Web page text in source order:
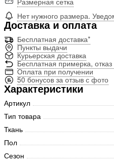
Нет нужного размера.
Доставка и оплата
Бесплатная доставка*
Пункты выдачи
Курьерская доставка
Бесплатная примерка, отказ
Оплата при получении
50 бонусов за отзыв с фото
Характеристики
Артикул
Тип товара
Ткань
Пол
Сезон